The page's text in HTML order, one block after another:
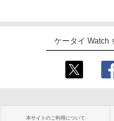
ケータイ Watch
本サイトのご利用について